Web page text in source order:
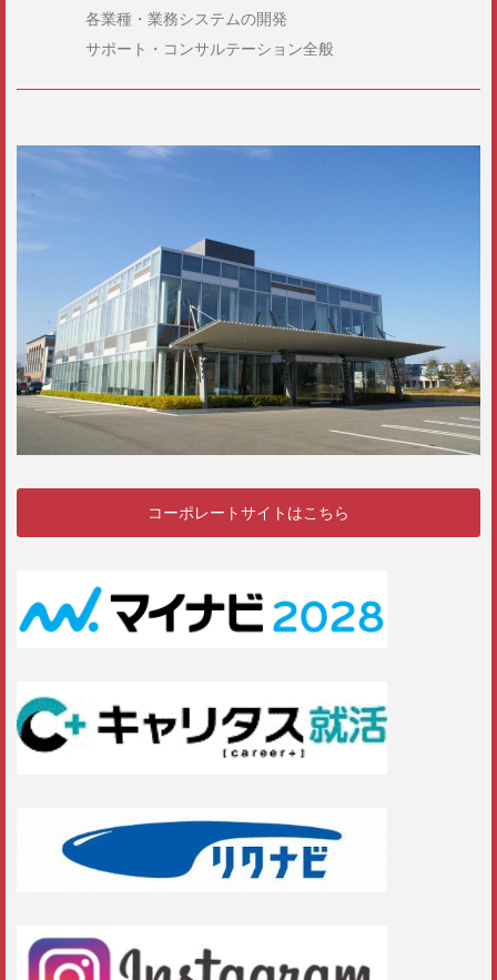
各業種・業務システムの開発
サポート・コンサルテーション全般
コーポレートサイトはこちら